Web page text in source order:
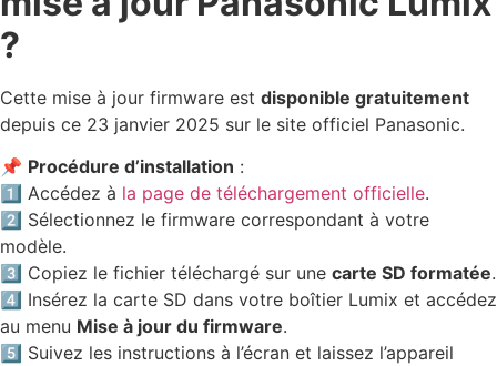
?
Cette mise à jour firmware est disponible gratuitement
depuis ce 23 janvier 2025 sur le site officiel Panasonic.
📌 Procédure d’installation :
1️⃣ Accédez à la page de téléchargement officielle.
2️⃣ Sélectionnez le firmware correspondant à votre
modèle.
3️⃣ Copiez le fichier téléchargé sur une carte SD formatée.
4️⃣ Insérez la carte SD dans votre boîtier Lumix et accédez
au menu Mise à jour du firmware.
5️⃣ Suivez les instructions à l’écran et laissez l’appareil